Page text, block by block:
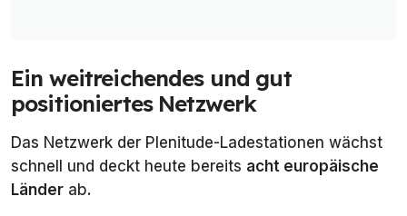
Ein weitreichendes und gut
positioniertes Netzwerk
Das Netzwerk der Plenitude-Ladestationen wächst
schnell und deckt heute bereits acht europäische
Länder ab.